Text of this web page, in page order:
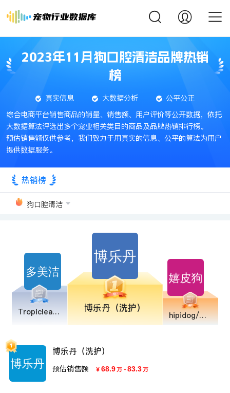
2023年11月狗口腔清洁品牌热销
榜
真实信息 大数据分析
公平公正
综合电商平台销售商品的销量、销售额、用户评价等公开数据，依托
大数据算法评选出多个宠业相关类目的商品及品牌热销排行榜。
预估销售额仅供参考，我们致力于用真实的信息、公平的算法为用户
提供数据服务。
热销榜
狗口腔清洁
Tropiclean/多美洁 博乐丹（洗护）
hipidog/嬉皮狗
博乐丹（洗护）
预估销售额 ￥ 68.9万 - 83.3万